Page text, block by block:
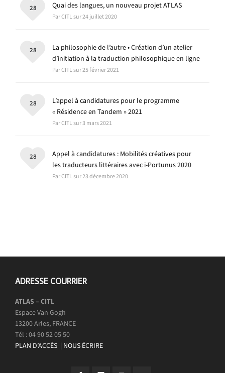
Quai des langues, un nouveau projet ATLAS
Par CITL sur 24 juillet 2020
28
La philosophie de l’autre • Création d’un atelier
d’initiation à la traduction philosophique en ligne
Par CITL sur 25 février 2021
28
L’appel à candidatures pour le programme
« Résidence en Tandem » 2021
Par CITL sur 3 mars 2021
28
Appel à candidatures : Mobilités créatives pour
les traducteurs littéraires avec i-Portunus 2020
Par CITL sur 23 décembre 2020
28
ADRESSE COURRIER
ATLAS – CITL
Espace Van Gogh
13200 Arles, FRANCE
Tél : 04 90 52 05 50
PLAN D’ACCÈS | NOUS ÉCRIRE